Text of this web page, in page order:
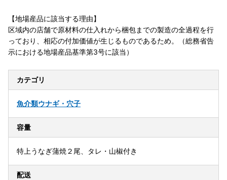
【地場産品に該当する理由】
区域内の店舗で原材料の仕入れから梱包までの製造の全過程を行
っており、相応の付加価値が生じるものであるため。（総務省告
示における地場産品基準第3号に該当）
カテゴリ
魚介類ウナギ・穴子
容量
特上うなぎ蒲焼２尾、タレ・山椒付き
配送